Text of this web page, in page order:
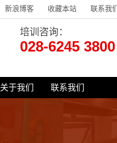
新浪博客 收藏本站 联系我们
培训咨询：
028-6245 3800
关于我们 联系我们